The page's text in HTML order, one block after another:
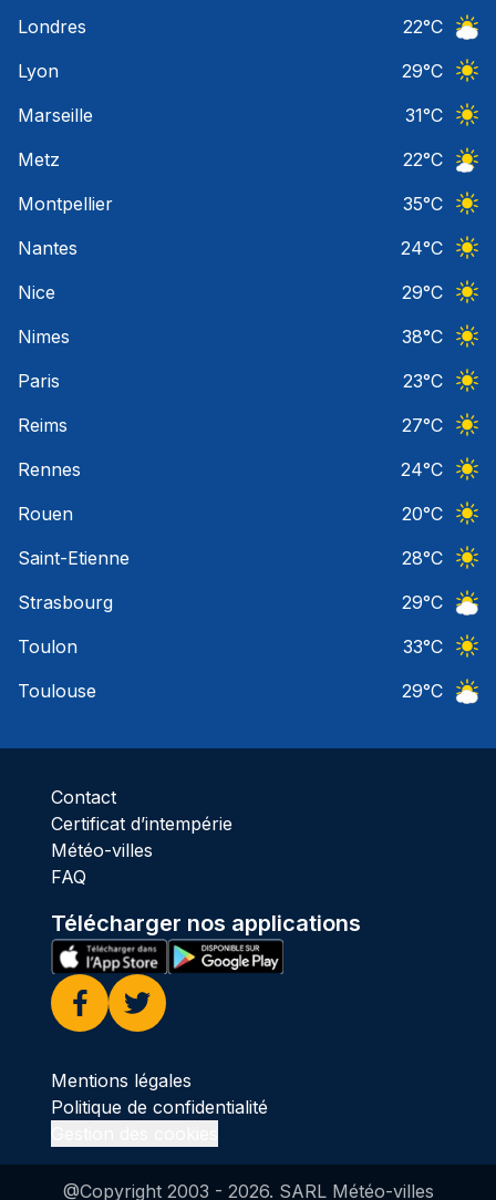
Londres
22°C
Lyon
29°C
Marseille
31°C
Metz
22°C
Montpellier
35°C
Nantes
24°C
Nice
29°C
Nimes
38°C
Paris
23°C
Reims
27°C
Rennes
24°C
Rouen
20°C
Saint-Etienne
28°C
Strasbourg
29°C
Toulon
33°C
Toulouse
29°C
Contact
Certificat d’intempérie
Météo-villes
FAQ
Télécharger nos applications
Facebook
Twitter
Mentions légales
Politique de confidentialité
@Copyright 2003 - 2026. SARL Météo-villes